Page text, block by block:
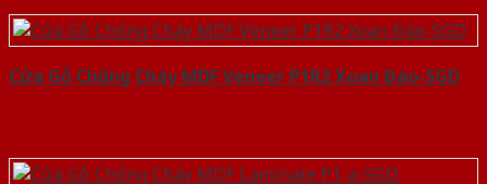
Cửa Gỗ Chống Cháy MDF Veneer P1R2 Xoan Đào-SGD